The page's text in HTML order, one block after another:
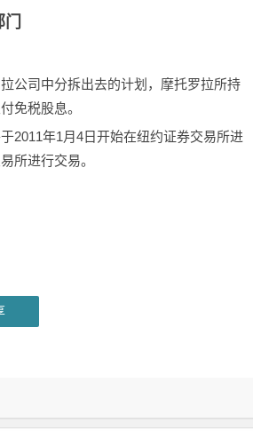
公司中分拆出去的计划，摩托罗拉所持
免税股息。
2011年1月4日开始在纽约证券交易所进
所进行交易。